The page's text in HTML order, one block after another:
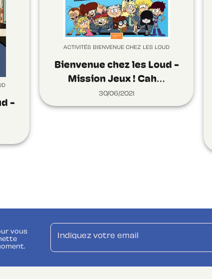
-
ACTIVITÉS BIENVENUE CHEZ LES LOUD
Bienvenue chez les Loud -
Mission Jeux ! Cah…
30/06/2021
vous
Indiquez votre email